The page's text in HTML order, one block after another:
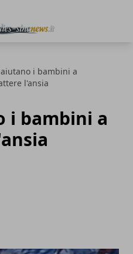
i bambini a
l'ansia
i bambini a